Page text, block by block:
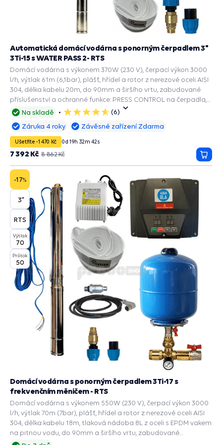
Na skladě
5
hvězdiček
(6)
Automatická domácí vodárna s ponorným čerpadlem 3"
3Ti-15 s WATER PASS 2- RTS
Domácí vodárna s výkonem 370W (230 V), čerpací výkon 3000
l/h, výtlak 61m (6,1bar), plášť, hřídel a rotor z nerezové oceli AISI
304, délka kabelu 20m, do 90mm a širšího vrtu, zabudované
příslušenství a ochranné funkce: PRESS CONTROL na čerpadla,
Manometr, Zpětný ventil, Ochrana chodu na sucho.
Záruka 4 roky Závěsné zařízení Zdarma
Ušetříte -1 470 Kč 0d 19h 32m 41s
8 862 Kč
7 392 Kč
do
-17%
3"
RTS
Výtlak
70
Průtok
50
Domácí vodárna s ponorným čerpadlem 3Ti-17 s
frekvenčním měničem - RTS
Domácí vodárna s výkonem 550W (230 V), čerpací výkon 3000
l/h, výtlak 70m (7bar), plášť, hřídel a rotor z nerezové oceli AISI
304, délka kabelu 18m, tlaková nádoba 8L z oceli s EPDM vakem
na pitnou vodu, do 90mm a širšího vrtu, zabudované
příslušenství a ochranné funkce: PRESS CONTROL na čerpadla,